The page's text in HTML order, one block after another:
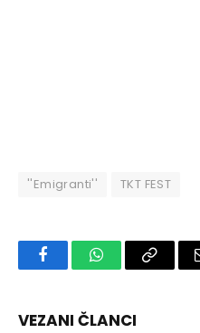
''Emigranti'' TKT FEST
FacebookWhatsAppCopy
VEZANI ČLANCI